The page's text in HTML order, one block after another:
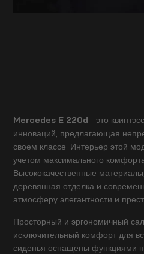
Mercedes E 220d - это
инноваций, предлагающая
своем классе. Интерьер этой
учетом максимального
Высококачественные
деревянная отделка и
атмосферу элегантности и
Просторный и эргономичный
исключительный комфорт для
сиденья оснащены функциями